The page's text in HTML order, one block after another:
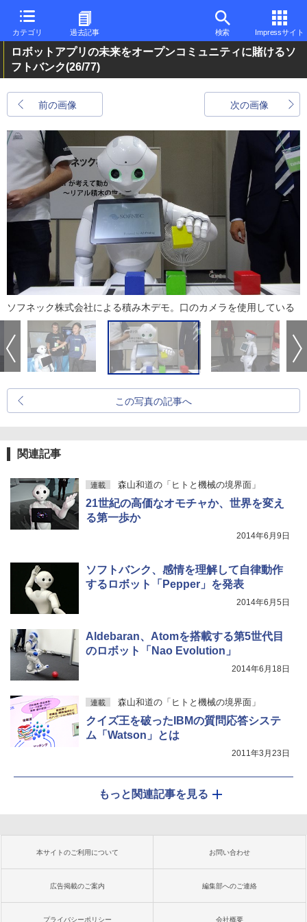
カテゴリ 過去記事 検索 Impressサイト
ロボットアプリの未来をオープンコミュニティに賭けるソ
フトバンク(26/77)
前の画像 次の画像
ソフネック株式会社による積み木デモ。口のカメラを使用している
この写真の記事へ
関連記事
連載 森山和道の「ヒトと機械の境界面」
21世紀の高価なオモチャか、世界を変え
る第一歩か
2014年6月9日
ソフトバンク、感情を理解して自律動作
するロボット「Pepper」を発表
2014年6月5日
Aldebaran、Atomを搭載する第5世代目
のロボット「Nao Evolution」
2014年6月18日
連載 森山和道の「ヒトと機械の境界面」
クイズ王を破ったIBMの質問応答システ
ム「Watson」とは
2011年3月23日
もっと関連記事を見る
本サイトのご利用について お問い合わせ
広告掲載のご案内 編集部へのご連絡
プライバシーポリシー 会社概要